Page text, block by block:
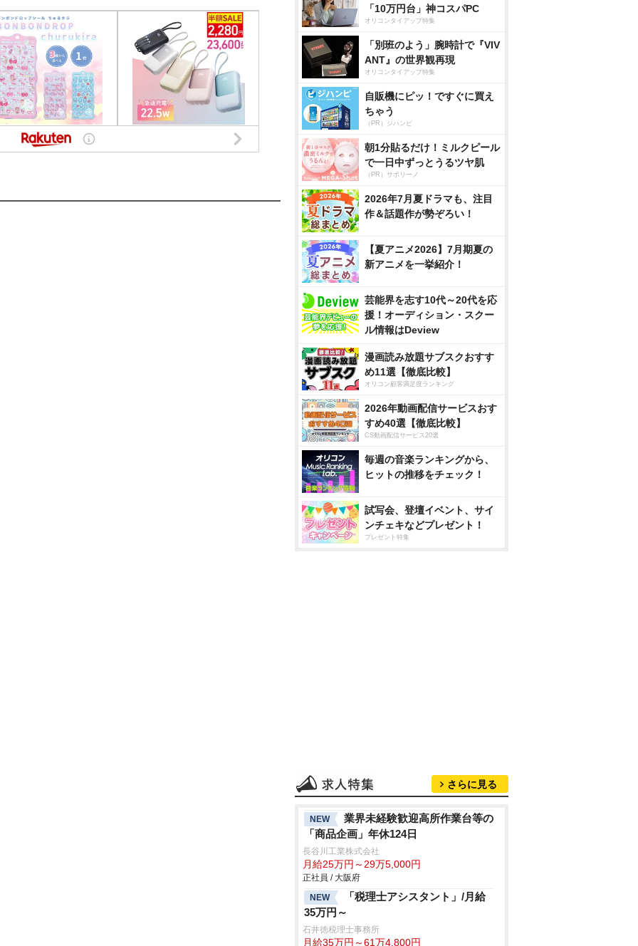
「10万円台」神コスパPC
オリコンタイアップ特集
「別班のよう」腕時計で『VIV
ANT』の世界観再現
オリコンタイアップ特集
自販機にピッ！ですぐに買え
ちゃう
（PR）ジハンピ
朝1分貼るだけ！ミルクピール
で一日中ずっとうるツヤ肌
（PR）サボリーノ
2026年7月夏ドラマも、注目
作＆話題作が勢ぞろい！
【夏アニメ2026】7月期夏の
新アニメを一挙紹介！
芸能界を志す10代～20代を応
援！オーディション・スクー
ル情報はDeview
漫画読み放題サブスクおすす
め11選【徹底比較】
オリコン顧客満足度ランキング
2026年動画配信サービスおす
すめ40選【徹底比較】
CS動画配信サービス20選
毎週の音楽ランキングから、
ヒットの推移をチェック！
試写会、登壇イベント、サイ
ンチェキなどプレゼント！
プレゼント特集
さらに見る
NEW
業界未経験歓迎高所作業台等の
「商品企画」年休124日
長谷川工業株式会社
月給25万円～29万5,000円
正社員 / 大阪府
NEW
「税理士アシスタント」/月給
35万円～
石井徳税理士事務所
月給35万円～61万4,800円